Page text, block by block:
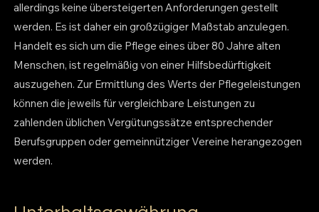
allerdings keine übersteigerten Anforderungen gestellt
werden. Es ist daher ein großzügiger Maßstab anzulegen.
Handelt es sich um die Pflege eines über 80 Jahre alten
Menschen, ist regelmäßig von einer Hilfsbedürftigkeit
auszugehen. Zur Ermittlung des Werts der Pflegeleistungen
können die jeweils für vergleichbare Leistungen zu
zahlenden üblichen Vergütungssätze entsprechender
Berufsgruppen oder gemeinnütziger Vereine herangezogen
werden.